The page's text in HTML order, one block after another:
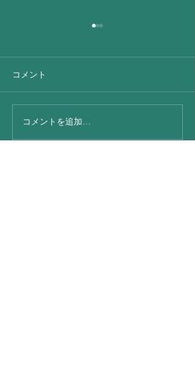
昨日 出張朝から
コメント
コメントを追加…